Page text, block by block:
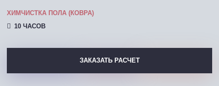
ХИМЧИСТКА ПОЛА (КОВРА)
10 ЧАСОВ
ЗАКАЗАТЬ РАСЧЕТ